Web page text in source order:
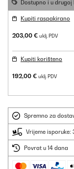
Dostupno i u drugoj
Kupiti raspakirano
203,00 € uklj. PDV
Kupiti korišteno
192,00 € uklj. PDV
Spremno za
Vrijeme isporuke:
Povrat u 14 dana